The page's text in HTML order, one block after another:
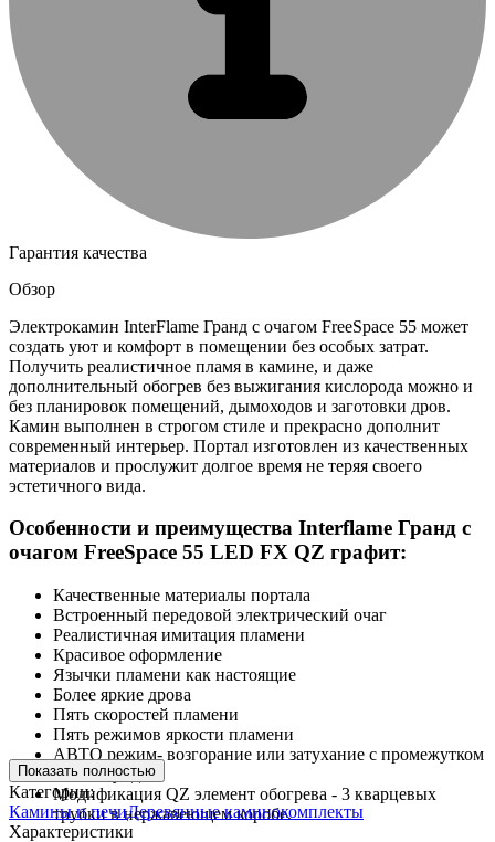
Гарантия качества
Обзор
Электрокамин InterFlame Гранд с очагом FreeSpace 55 может
создать уют и комфорт в помещении без особых затрат.
Получить реалистичное пламя в камине, и даже
дополнительный обогрев без выжигания кислорода можно и
без планировок помещений, дымоходов и заготовки дров.
Камин выполнен в строгом стиле и прекрасно дополнит
современный интерьер. Портал изготовлен из качественных
материалов и прослужит долгое время не теряя своего
эстетичного вида.
Особенности и преимущества Interflame Гранд с
очагом FreeSpace 55 LED FX QZ графит:
Качественные материалы портала
Встроенный передовой электрический очаг
Реалистичная имитация пламени
Красивое оформление
Язычки пламени как настоящие
Более яркие дрова
Пять скоростей пламени
Пять режимов яркости пламени
АВТО режим- возгорание или затухание с промежутком
в 15 секунд
Модификация QZ элемент обогрева - 3 кварцевых
трубки в нержавеющем коробе.
Показать полностью
Категории:
Камины и печиДеревянные каминокомплекты
Характеристики